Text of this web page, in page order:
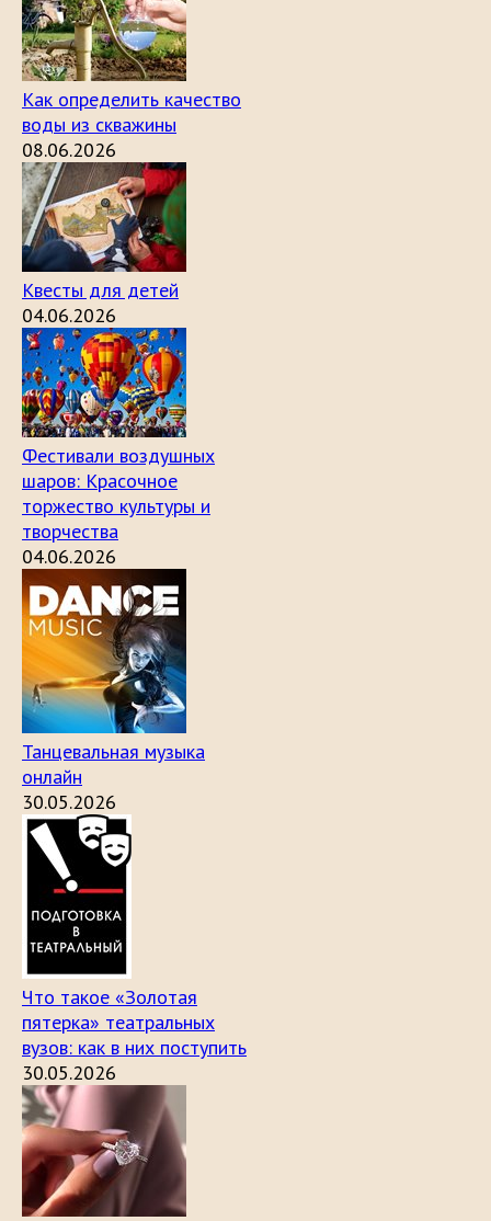
Как определить качество
воды из скважины
08.06.2026
Квесты для детей
04.06.2026
Фестивали воздушных
шаров: Красочное
торжество культуры и
творчества
04.06.2026
Танцевальная музыка
онлайн
30.05.2026
Что такое «Золотая
пятерка» театральных
вузов: как в них поступить
30.05.2026